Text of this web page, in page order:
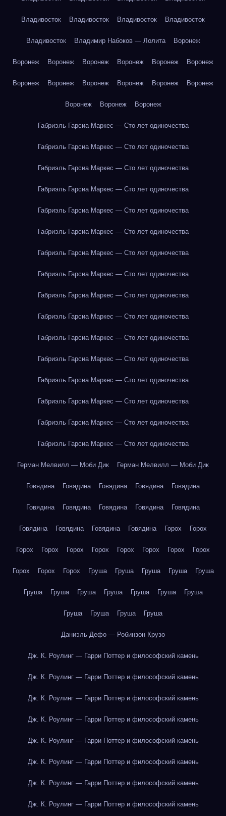
Владивосток Владивосток Владивосток Владивосток
Владивосток Владимир Набоков — Лолита Воронеж
Воронеж Воронеж Воронеж Воронеж Воронеж Воронеж
Воронеж Воронеж Воронеж Воронеж Воронеж Воронеж
Воронеж Воронеж Воронеж
Габриэль Гарсиа Маркес — Сто лет одиночества
Габриэль Гарсиа Маркес — Сто лет одиночества
Габриэль Гарсиа Маркес — Сто лет одиночества
Габриэль Гарсиа Маркес — Сто лет одиночества
Габриэль Гарсиа Маркес — Сто лет одиночества
Габриэль Гарсиа Маркес — Сто лет одиночества
Габриэль Гарсиа Маркес — Сто лет одиночества
Габриэль Гарсиа Маркес — Сто лет одиночества
Габриэль Гарсиа Маркес — Сто лет одиночества
Габриэль Гарсиа Маркес — Сто лет одиночества
Габриэль Гарсиа Маркес — Сто лет одиночества
Габриэль Гарсиа Маркес — Сто лет одиночества
Габриэль Гарсиа Маркес — Сто лет одиночества
Габриэль Гарсиа Маркес — Сто лет одиночества
Габриэль Гарсиа Маркес — Сто лет одиночества
Габриэль Гарсиа Маркес — Сто лет одиночества
Герман Мелвилл — Моби Дик Герман Мелвилл — Моби Дик
Говядина Говядина Говядина Говядина Говядина
Говядина Говядина Говядина Говядина Говядина
Говядина Говядина Говядина Говядина Горох Горох
Горох Горох Горох Горох Горох Горох Горох Горох
Горох Горох Горох Груша Груша Груша Груша Груша
Груша Груша Груша Груша Груша Груша Груша
Груша Груша Груша Груша
Даниэль Дефо — Робинзон Крузо
Дж. К. Роулинг — Гарри Поттер и философский камень
Дж. К. Роулинг — Гарри Поттер и философский камень
Дж. К. Роулинг — Гарри Поттер и философский камень
Дж. К. Роулинг — Гарри Поттер и философский камень
Дж. К. Роулинг — Гарри Поттер и философский камень
Дж. К. Роулинг — Гарри Поттер и философский камень
Дж. К. Роулинг — Гарри Поттер и философский камень
Дж. К. Роулинг — Гарри Поттер и философский камень